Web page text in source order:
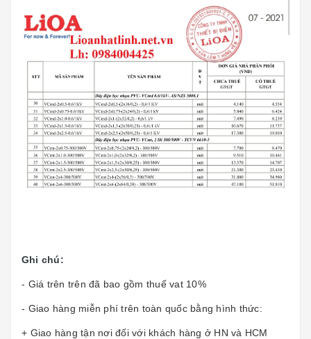
Ghi chú:
- Giá trên trên đã bao gồm thuế vat 10%
- Giao hàng miễn phí trên toàn quốc bằng hình thức:
+ Giao hàng tận nơi đối với khách hàng ở HN và HCM